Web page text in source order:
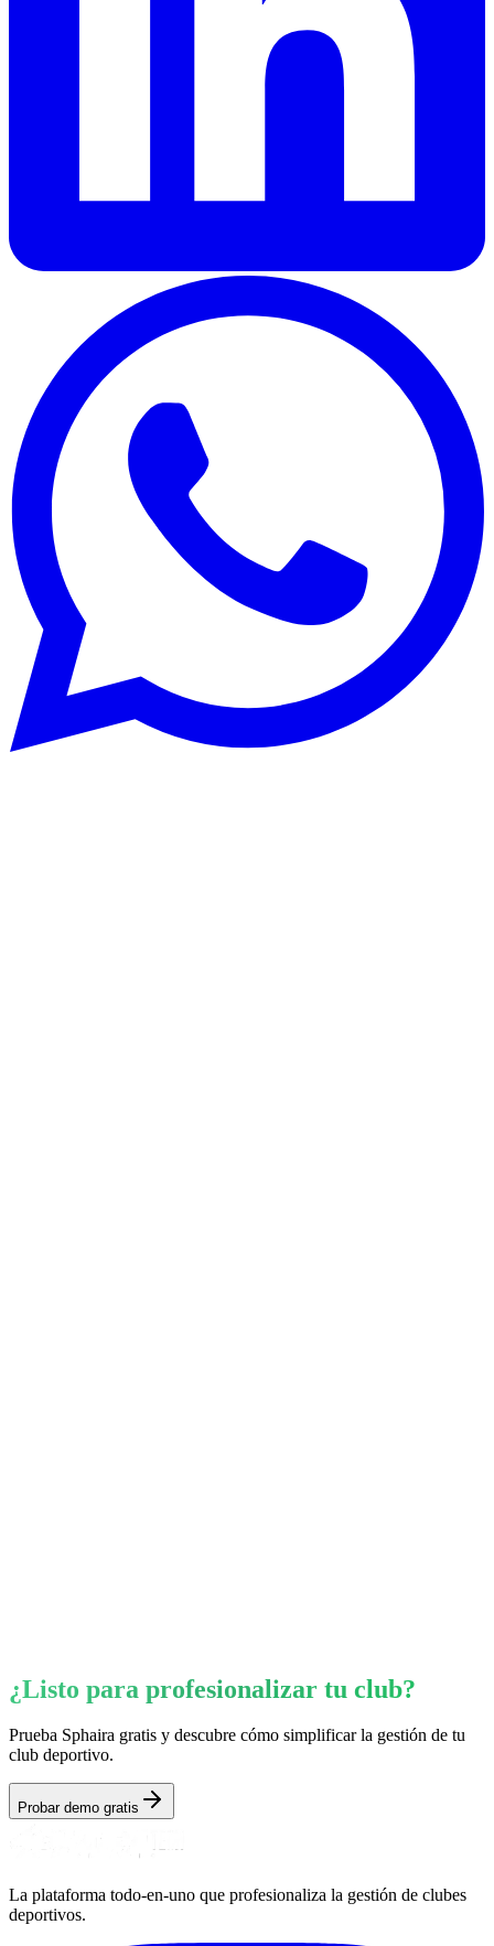
¿Listo para profesionalizar tu club?
Prueba Sphaira gratis y descubre cómo simplificar la gestión de tu
club deportivo.
Probar demo gratis
La plataforma todo-en-uno que profesionaliza la gestión de clubes
deportivos.